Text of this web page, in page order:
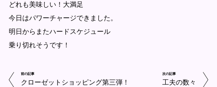
どれも美味しい！大満足
今日はパワーチャージできました。
明日からまたハードスケジュール
乗り切れそうです！
前の記事
クローゼットショッピング第三弾！
次の記事
工夫の数々